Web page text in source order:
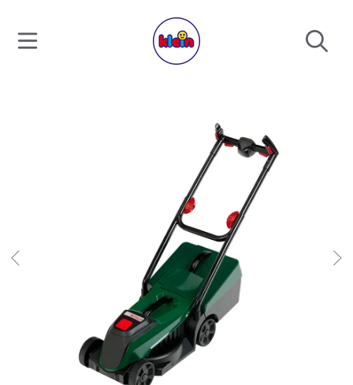
DIREKT ZUM INHALT